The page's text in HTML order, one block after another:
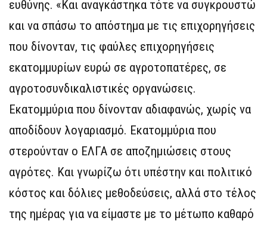
ευθύνης. «Και αναγκάστηκα τότε να συγκρουστώ
και να σπάσω το απόστημα με τις επιχορηγήσεις
που δίνονταν, τις φαύλες επιχορηγήσεις
εκατομμυρίων ευρώ σε αγροτοπατέρες, σε
αγροτοσυνδικαλιστικές οργανώσεις.
Εκατομμύρια που δίνονταν αδιαφανώς, χωρίς να
αποδίδουν λογαριασμό. Εκατομμύρια που
στερούνταν ο ΕΛΓΑ σε αποζημιώσεις στους
αγρότες. Και γνωρίζω ότι υπέστην και πολιτικό
κόστος και δόλιες μεθοδεύσεις, αλλά στο τέλος
της ημέρας για να είμαστε με το μέτωπο καθαρό